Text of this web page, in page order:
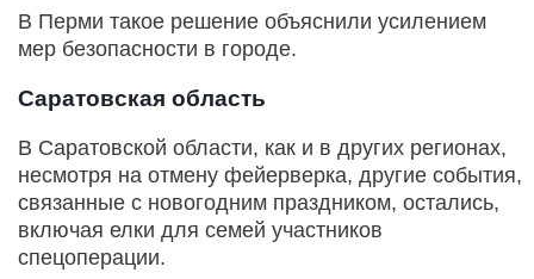
В Перми такое решение объяснили усилением
мер безопасности в городе.
Саратовская область
В Саратовской области, как и в других регионах,
несмотря на отмену фейерверка, другие события,
связанные с новогодним праздником, остались,
включая елки для семей участников
спецоперации.